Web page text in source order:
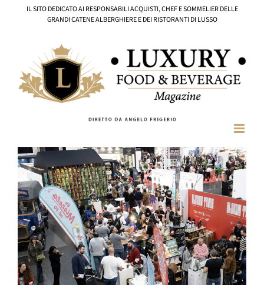
IL SITO DEDICATO AI RESPONSABILI ACQUISTI, CHEF E SOMMELIER DELLE
GRANDI CATENE ALBERGHIERE E DEI RISTORANTI DI LUSSO
Ingrandisci
immagine